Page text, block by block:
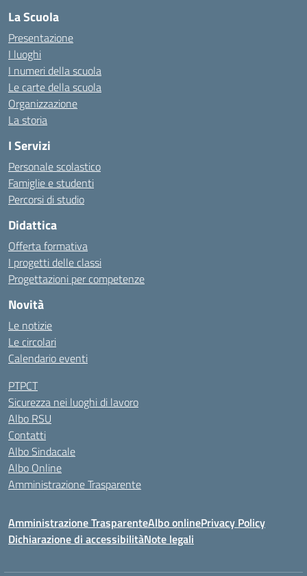
La Scuola
Presentazione
I luoghi
I numeri della scuola
Le carte della scuola
Organizzazione
La storia
I Servizi
Personale scolastico
Famiglie e studenti
Percorsi di studio
Didattica
Offerta formativa
I progetti delle classi
Progettazioni per competenze
Novità
Le notizie
Le circolari
Calendario eventi
PTPCT
Sicurezza nei luoghi di lavoro
Albo RSU
Contatti
Albo Sindacale
Albo Online
Amministrazione Trasparente
Amministrazione TrasparenteAlbo onlinePrivacy Policy
Dichiarazione di accessibilitàNote legali